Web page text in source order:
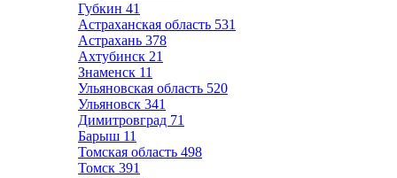
Губкин 41
Астраханская область 531
Астрахань 378
Ахтубинск 21
Знаменск 11
Ульяновская область 520
Ульяновск 341
Димитровград 71
Барыш 11
Томская область 498
Томск 391